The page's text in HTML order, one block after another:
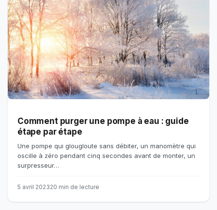
Comment purger une pompe à eau : guide
étape par étape
Une pompe qui glougloute sans débiter, un manomètre qui
oscille à zéro pendant cinq secondes avant de monter, un
surpresseur…
5 avril 202320 min de lecture